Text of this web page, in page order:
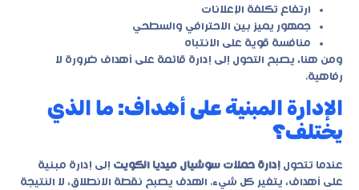
ارتفاع تكلفة الإعلانات
جمهور يميز بين الاحترافي والسطحي
منافسة قوية على الانتباه
ومن هنا، يصبح التحول إلى إدارة قائمة على أهداف ضرورة لا
رفاهية.
الإدارة المبنية على أهداف: ما الذي
يختلف؟
عندما تتحول إدارة حملات سوشيال ميديا الكويت إلى إدارة مبنية
على أهداف، يتغير كل شيء. الهدف يصبح نقطة الانطلاق، لا النتيجة